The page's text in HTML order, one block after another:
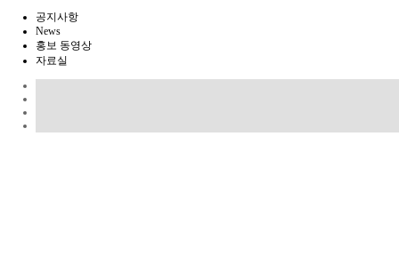
공지사항
News
홍보 동영상
자료실